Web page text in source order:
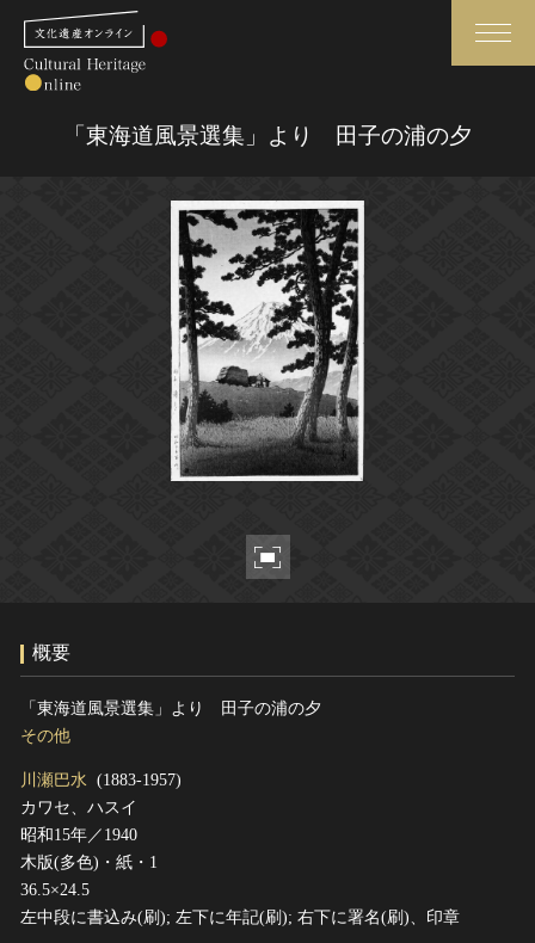
世界遺産と無形文化遺産
動画で見る無形の文化財
媒体資料・関連記事等
博物館、美術館の皆さまへ
文化庁よりご挨拶
今月のみどころ
ヘルプ
サイトのご意見はこちら
文化遺産データベース
国指定文化財等データベース
「東海道風景選集」より 田子の浦の夕
概要
「東海道風景選集」より 田子の浦の夕
その他
川瀬巴水 (1883-1957)
カワセ、ハスイ
昭和15年／1940
木版(多色)・紙・1
36.5×24.5
左中段に書込み(刷); 左下に年記(刷); 右下に署名(刷)、印章